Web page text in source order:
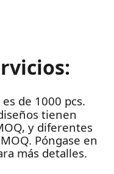
de 1000 pcs.
tienen
y diferentes
Póngase en
más detalles.